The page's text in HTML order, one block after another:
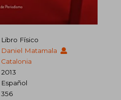
Libro Físico
Daniel Matamala
Catalonia
2013
Español
356